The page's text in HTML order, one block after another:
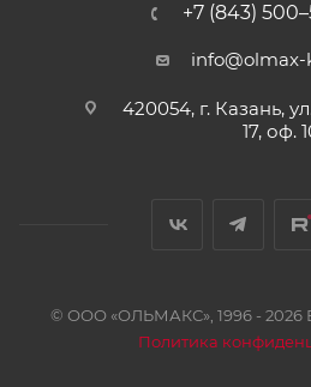
+7 (843)
info@olmax-
420054, г. Казань,
17, оф.
© ООО «ОЛЬМАКС», 1996 - 2026
Политика